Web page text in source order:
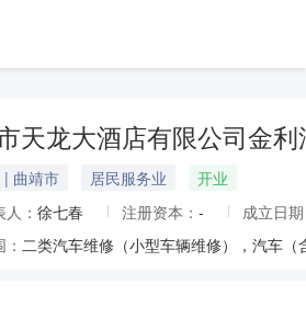
天龙大酒店有限公司金
| 曲靖市 居民服务业
开业
： 徐七春 注册资本： -
成立日
二类汽车维修（小型车辆维修），汽车